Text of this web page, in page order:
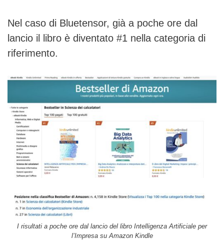
Nel caso di Bluetensor, già a poche ore dal
lancio il libro è diventato #1 nella categoria di
riferimento.
I risultati a poche ore dal lancio del libro Intelligenza Artificiale per
l’Impresa su Amazon Kindle